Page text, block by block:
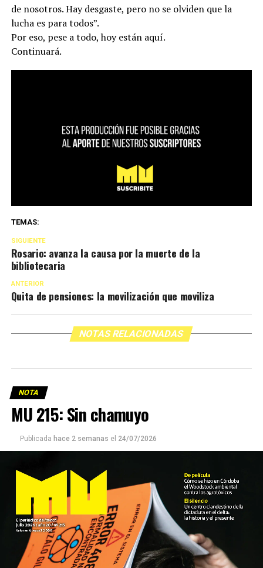
de nosotros. Hay desgaste, pero no se olviden que la
lucha es para todos”.
Por eso, pese a todo, hoy están aquí.
Continuará.
TEMAS:
SIGUIENTE
Rosario: avanza la causa por la muerte de la
bibliotecaria
ANTERIOR
Quita de pensiones: la movilización que moviliza
NOTAS RELACIONADAS
NOTA
MU 215: Sin chamuyo
Publicada hace 2 semanas el 24/07/2026